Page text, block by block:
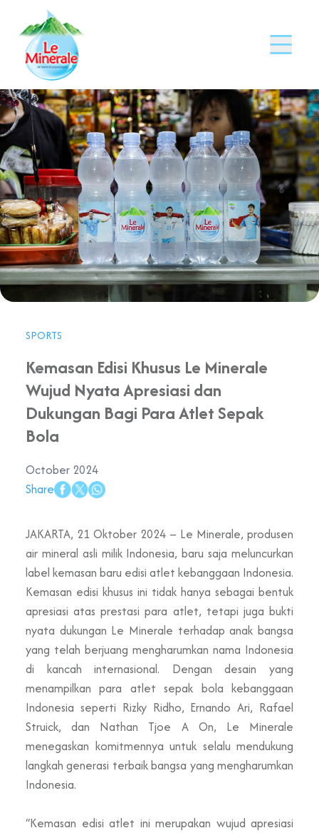
SPORTS
Kemasan Edisi Khusus Le Minerale
Wujud Nyata Apresiasi dan
Dukungan Bagi Para Atlet Sepak
Bola
October 2024
Share
JAKARTA, 21 Oktober 2024 – Le Minerale, produsen
air mineral asli milik Indonesia, baru saja meluncurkan
label kemasan baru edisi atlet kebanggaan Indonesia.
Kemasan edisi khusus ini tidak hanya sebagai bentuk
apresiasi atas prestasi para atlet, tetapi juga bukti
nyata dukungan Le Minerale terhadap anak bangsa
yang telah berjuang mengharumkan nama Indonesia
di kancah internasional. Dengandesain yang
menampilkan para atlet sepak bola kebanggaan
Indonesia seperti Rizky Ridho, Ernando Ari, Rafael
Struick, dan Nathan Tjoe A On, Le Minerale
menegaskan komitmennya untuk selalu mendukung
langkah generasi terbaik bangsa yang mengharumkan
Indonesia.
“Kemasan edisi atlet ini merupakan wujud apresiasi